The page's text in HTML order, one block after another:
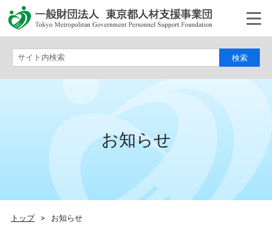
サイト内検索
お知らせ
トップ > お知らせ